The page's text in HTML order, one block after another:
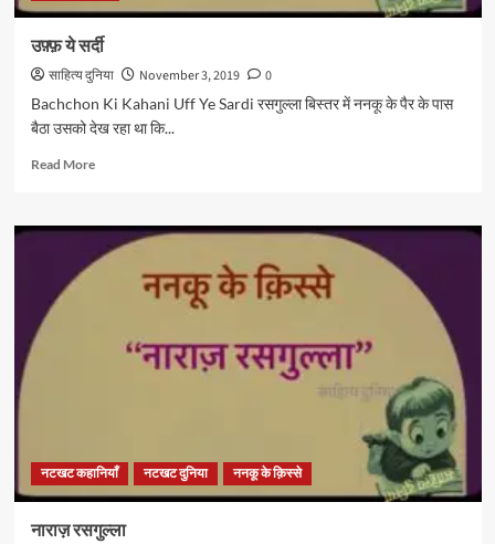
उफ़्फ़ ये सर्दी
साहित्य दुनिया November 3, 2019
0
Bachchon Ki Kahani Uff Ye Sardi रसगुल्ला बिस्तर में ननकू के पैर के पास
बैठा उसको देख रहा था कि...
Read MoreRead
उफ़्फ़
सर्दी
नटखट कहानियाँ नटखट दुनिया ननकू के क़िस्से
नाराज़ रसगुल्ला